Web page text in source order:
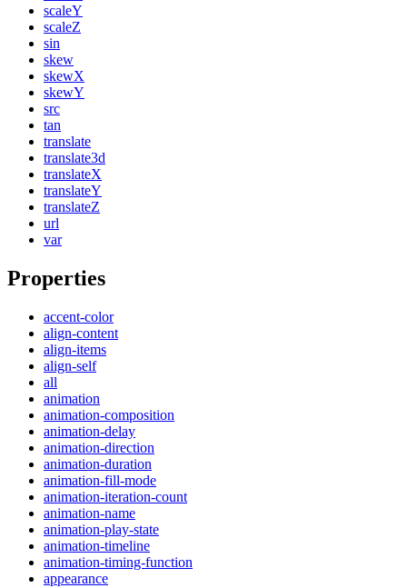
scaleY
scaleZ
sin
skew
skewX
skewY
src
tan
translate
translate3d
translateX
translateY
translateZ
url
var
Properties
accent-color
align-content
align-items
align-self
all
animation
animation-composition
animation-delay
animation-direction
animation-duration
animation-fill-mode
animation-iteration-count
animation-name
animation-play-state
animation-timeline
animation-timing-function
appearance